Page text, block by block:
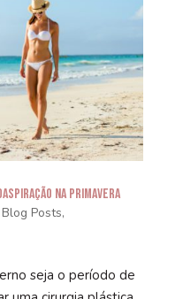
na Primavera
Blog Posts,
seja o período de